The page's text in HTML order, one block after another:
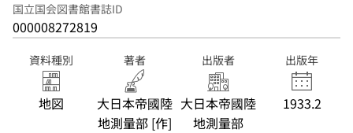
国立国会図書館書誌ID
000008272819
資料種別
地図
著者
大日本帝國陸
地測量部 [作]
出版者
大日本帝國陸
地測量部
出版年
1933.2